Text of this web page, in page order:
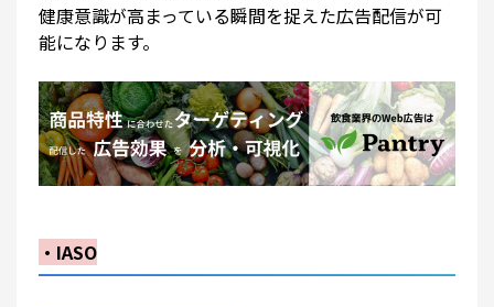
健康意識が高まっている瞬間を捉えた広告配信が可
能になります。
・IASO